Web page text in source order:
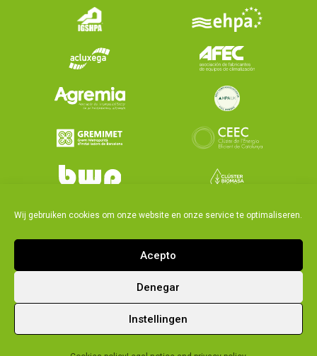
Wij gebruiken cookies om onze website en onze service te optimaliseren.
Acepto
Denegar
Instellingen
Kwaliteitsbeleid|Legal notice and privacy policy|
Cookies policy